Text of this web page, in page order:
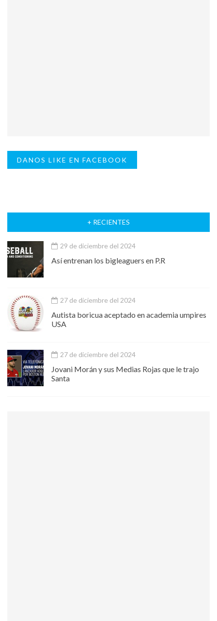
DANOS LIKE EN FACEBOOK
+ RECIENTES
29 de diciembre del 2024
Así entrenan los bigleaguers en P.R
27 de diciembre del 2024
Autista boricua aceptado en academia umpires
USA
27 de diciembre del 2024
Jovani Morán y sus Medias Rojas que le trajo
Santa